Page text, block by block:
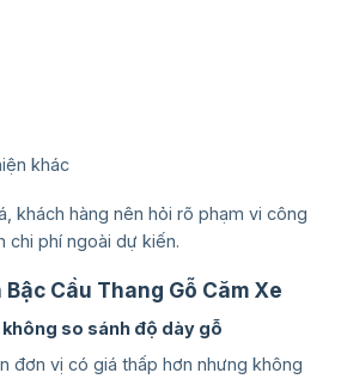
khác
khách hàng nên hỏi rõ phạm vi công
chi phí ngoài dự kiến.
Cầu Thang Gỗ Căm Xe
không so sánh độ dày gỗ
đơn vị có giá thấp hơn nhưng không